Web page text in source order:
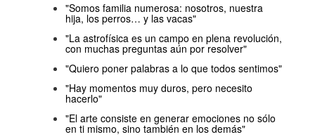
"Somos familia numerosa: nosotros, nuestra
hija, los perros… y las vacas"
"La astrofísica es un campo en plena revolución,
con muchas preguntas aún por resolver"
"Quiero poner palabras a lo que todos sentimos"
"Hay momentos muy duros, pero necesito
hacerlo"
"El arte consiste en generar emociones no sólo
en ti mismo, sino también en los demás"